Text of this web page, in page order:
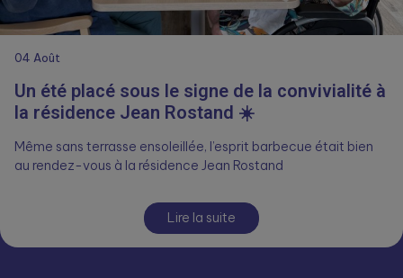
04 Août
Un été placé sous le signe de la convivialité à
la résidence Jean Rostand ☀️
Même sans terrasse ensoleillée, l’esprit barbecue était bien
au rendez-vous à la résidence Jean Rostand
Lire la suite